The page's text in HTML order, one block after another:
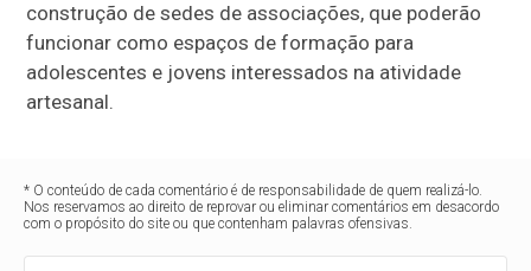
construção de sedes de associações, que poderão
funcionar como espaços de formação para
adolescentes e jovens interessados na atividade
artesanal.
* O conteúdo de cada comentário é de responsabilidade de quem realizá-lo.
Nos reservamos ao direito de reprovar ou eliminar comentários em desacordo
com o propósito do site ou que contenham palavras ofensivas.